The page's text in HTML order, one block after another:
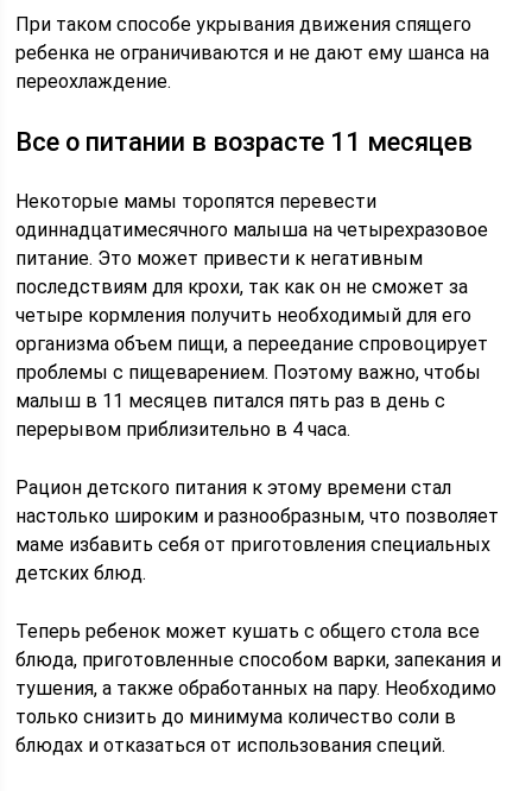
При таком способе укрывания движения спящего
ребенка не ограничиваются и не дают ему шанса на
переохлаждение.
Все о питании в возрасте 11 месяцев
Некоторые мамы торопятся перевести
одиннадцатимесячного малыша на четырехразовое
питание. Это может привести к негативным
последствиям для крохи, так как он не сможет за
четыре кормления получить необходимый для его
организма объем пищи, а переедание спровоцирует
проблемы с пищеварением. Поэтому важно, чтобы
малыш в 11 месяцев питался пять раз в день с
перерывом приблизительно в 4 часа.
Рацион детского питания к этому времени стал
настолько широким и разнообразным, что позволяет
маме избавить себя от приготовления специальных
детских блюд.
Теперь ребенок может кушать с общего стола все
блюда, приготовленные способом варки, запекания и
тушения, а также обработанных на пару. Необходимо
только снизить до минимума количество соли в
блюдах и отказаться от использования специй.